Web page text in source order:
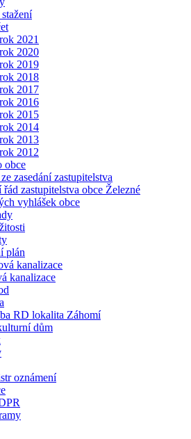
2021
2020
2019
2018
2017
2016
2015
2014
2013
2012
obce
zasedání zastupitelstva
řád zastupitelstva obce Železné
vyhlášek obce
plán
kanalizace
kanalizace
RD lokalita Záhomí
dům
oznámení